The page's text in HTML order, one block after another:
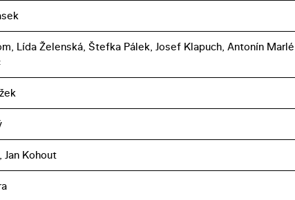
Lída Želenská, Štefka Pálek, Josef Klapuch, Antonín
Jan Kohout